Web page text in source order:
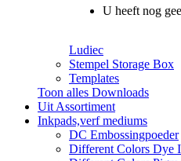
U heeft nog
Ludiec
Stempel Storage Box
Templates
Toon alles Downloads
Uit Assortiment
Inkpads,verf mediums
DC Embossingpoeder
Different Colors Dye